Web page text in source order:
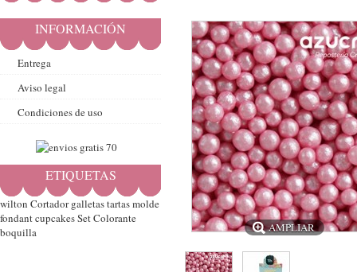
INFORMACIÓN
Entrega
Aviso legal
Condiciones de uso
ETIQUETAS
wilton Cortador galletastartasmolde
fondantcupcakesSetColorante
boquilla
AMPLIAR